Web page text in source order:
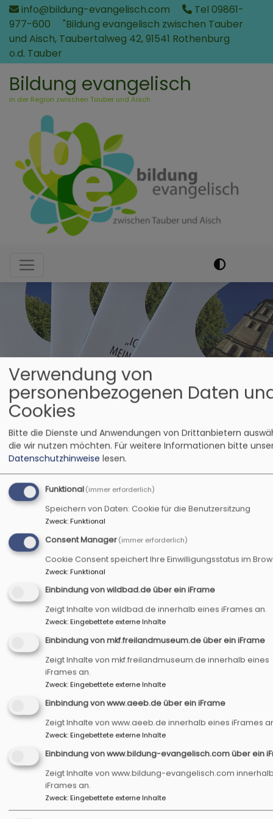
Direkt
zum
Inhalt
info@bildung-evangelisch.com
Tel 09861-
977-600
"Bildung evangelisch zwischen Tauber
und Aisch, Taubertalweg 42, 91541 Rothenburg
o.d. Tauber
Bildung evangelisch
in der Region zwischen Tauber und Aisch
Hauptnavigation
Startseite "Ich lade Sie in meine Kirche ein" -
Unsere KirchenführerInnen-Broschüre ist fertig
"Ich lade Sie in
meine Kirche ein" -
Unsere
KirchenführerInnen-
Broschüre ist fertig
Nun endlich ist es
soweit. Zusammen
mit der LAG Region
an der
Straße haben wir
unsere
KirchenführerInnen-Broschüre veröffentlicht.
Darin finden Sie die Vorstellung und
Kontaktdaten von zertifizierten
Kirchenführerinnen und Kirchenführern und
Informationen über ihre jeweiligen
Heimatkirchen.
Verwendung von
personenbezogenen Daten
Cookies
Bitte die Dienste und Anwendungen von Drittanbietern
die wir nutzen möchten. Für weitere Informationen bitte
Datenschutzhinweise lesen.
Funktional(immer erforderlich)
Speichern von Daten: Cookie für die Benutzersitzung
Zweck:Funktional
Consent Manager(immer erforderlich)
Cookie Consent speichert Ihre Einwilligungsstatus im
Zweck:Funktional
Einbindung von wildbad.de über ein iFrame
Zeigt Inhalte von wildbad.de innerhalb eines iFrames an.
Zweck:Eingebettete externe Inhalte
Einbindung von mkf.freilandmuseum.de über ein iFrame
Zeigt Inhalte von mkf.freilandmuseum.de innerhalb eines
iFrames an.
Zweck:Eingebettete externe Inhalte
Einbindung von www.aeeb.de über ein iFrame
Zeigt Inhalte von www.aeeb.de innerhalb eines iFrames
Zweck:Eingebettete externe Inhalte
Einbindung von www.bildung-evangelisch.com über ein
Zeigt Inhalte von www.bildung-evangelisch.com
iFrames an.
Zweck:Eingebettete externe Inhalte